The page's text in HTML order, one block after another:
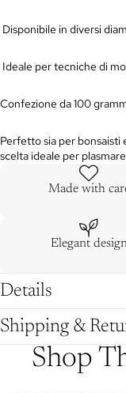
Disponibile in diversi
Ideale per tecniche di
Confezione da 100
Perfetto sia per
scelta ideale per
Made with
Elegant
Details
Shipping &
Shop